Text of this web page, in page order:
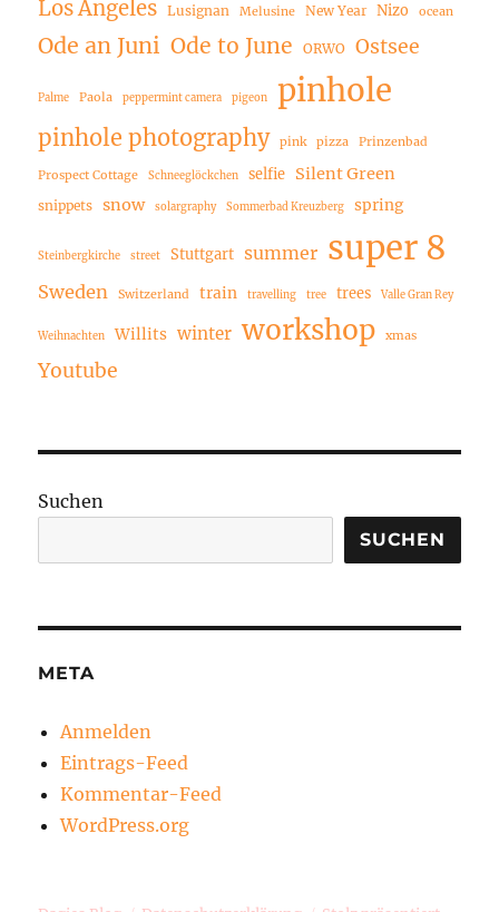
Los Angeles Lusignan Melusine New Year Nizo ocean
Ode an Juni Ode to June ORWO Ostsee
Palme Paola peppermint camera pigeon pinhole
pinhole photography pink pizza Prinzenbad
Prospect Cottage Schneeglöckchen selfie Silent Green
snippets snow solargraphy Sommerbad Kreuzberg spring
Steinbergkirche street Stuttgart summer super 8
Sweden Switzerland train travelling tree trees Valle Gran Rey
Weihnachten Willits winter workshop xmas
Youtube
Suchen
SUCHEN
META
Anmelden
Eintrags-Feed
Kommentar-Feed
WordPress.org